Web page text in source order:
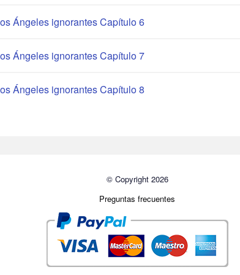
Ángeles ignorantes Capítulo 6
Ángeles ignorantes Capítulo 7
Ángeles ignorantes Capítulo 8
© Copyright 2026
Preguntas frecuentes